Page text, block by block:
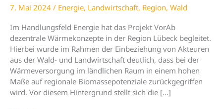
7. Mai 2024 / Energie, Landwirtschaft, Region, Wald
Im Handlungsfeld Energie hat das Projekt VorAb
dezentrale Wärmekonzepte in der Region Lübeck begleitet.
Hierbei wurde im Rahmen der Einbeziehung von Akteuren
aus der Wald- und Landwirtschaft deutlich, dass bei der
Wärmeversorgung im ländlichen Raum in einem hohen
Maße auf regionale Biomassepotenziale zurückgegriffen
wird. Vor diesem Hintergrund stellt sich die […]